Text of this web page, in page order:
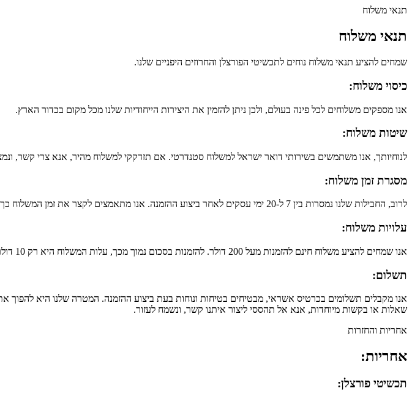
תנאי משלוח
תנאי משלוח
שמחים להציע תנאי משלוח נוחים לתכשיטי הפורצלן והחרוזים היפניים שלנו.
כיסוי משלוח:
אנו מספקים משלוחים לכל פינה בעולם, ולכן ניתן להזמין את היצירות הייחודיות שלנו מכל מקום בכדור הארץ.
שיטות משלוח:
לנוחיותך, אנו משתמשים בשירותי דואר ישראל למשלוח סטנדרטי. אם תזדקקי למשלוח מהיר, אנא צרי קשר,
מסגרת זמן משלוח:
לרוב, החבילות שלנו נמסרות בין 7 ל-20 ימי עסקים לאחר ביצוע ההזמנה. אנו מתאמצים לקצר את זמן המשלוח כך שתוכלי להנות מהתכשיטים שלנו בהקדם האפשרי.
עלויות משלוח:
אנו שמחים להציע משלוח חינם להזמנות מעל 200 דולר. להזמנות בסכום נמוך מכך, עלות המשלוח היא רק 10 דולר. זה מאפשר לך לחסוך במשלוח תוך כדי קבלת תכשיט ייחודי במחיר ידידותי.
תשלום:
אנו מקבלים תשלומים בכרטיס אשראי, מבטיחים בטיחות ונוחות בעת ביצוע ההזמנה. המטרה שלנו היא להפוך
שאלות או בקשות מיוחדות, אנא אל תהססי ליצור איתנו קשר, ונשמח לעזור.
אחריות והחזרות
אחריות:
תכשיטי פורצלן: